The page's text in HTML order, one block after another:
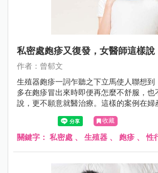
私密處皰疹又復發，女醫師這樣說
作者：曾郁文
生殖器皰疹一詞乍聽之下立馬使人聯想到
多在皰疹冒出來時即便再怎麼不舒服，也
說，更不願意就醫治療。這樣的案例在婦
見，陳小姐就是長期飽受私密處皰疹折磨
麼預防和治療呢？
收藏
關鍵字： 私密處 、 生殖器 、 皰疹 、性